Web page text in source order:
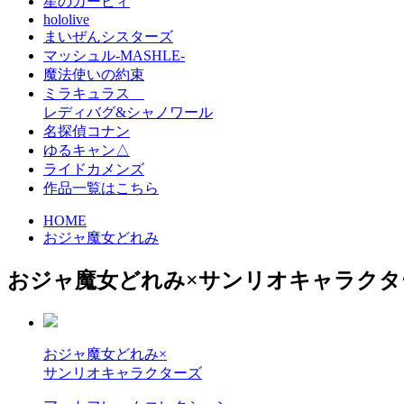
hololive
まいぜんシスターズ
マッシュル-MASHLE-
魔法使いの約束
ミラキュラス
レディバグ&シャノワール
名探偵コナン
ゆるキャン△
ライドカメンズ
作品一覧はこちら
HOME
おジャ魔女どれみ
おジャ魔女どれみ×サンリオキャラク
おジャ魔女どれみ×
サンリオキャラクターズ